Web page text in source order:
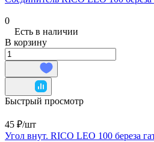
0
Есть в наличии
В корзину
Быстрый просмотр
45 ₽/шт
Угол внут. RICO LEO 100 береза